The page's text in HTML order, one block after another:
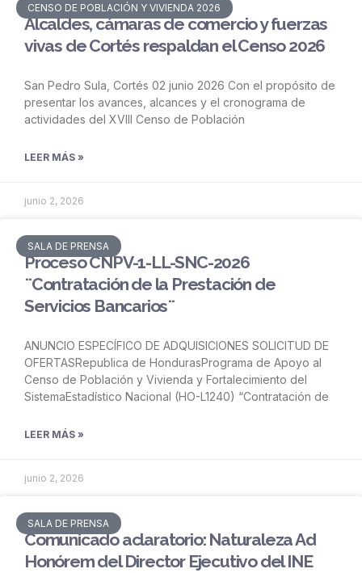
CENSO DE POBLACIÓN Y VIVIENDA 2026
Alcaldes, cámaras de comercio y fuerzas
vivas de Cortés respaldan el Censo 2026
San Pedro Sula, Cortés 02 junio 2026 Con el propósito de
presentar los avances, alcances y el cronograma de
actividades del XVIII Censo de Población
LEER MÁS »
junio 2, 2026
SALA DE PRENSA
Proceso CNPV-1-LL-SNC-2026
¨Contratación de la Prestación de
Servicios Bancarios¨
ANUNCIO ESPECÍFICO DE ADQUISICIONES SOLICITUD DE
OFERTASRepublica de HondurasPrograma de Apoyo al
Censo de Población y Vivienda y Fortalecimiento del
SistemaEstadístico Nacional (HO-L1240) “Contratación de
LEER MÁS »
junio 2, 2026
SALA DE PRENSA
Comunicado aclaratorio: Naturaleza Ad
Honórem del Director Ejecutivo del INE